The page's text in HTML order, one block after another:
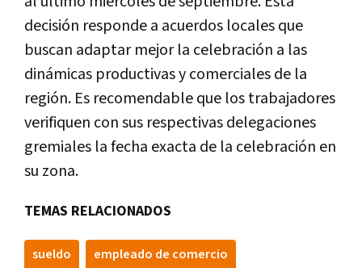
decisión responde a acuerdos locales que
buscan adaptar mejor la celebración a las
dinámicas productivas y comerciales de la
región. Es recomendable que los trabajadores
verifiquen con sus respectivas delegaciones
gremiales la fecha exacta de la celebración en
su zona.
TEMAS RELACIONADOS
sueldo empleado de comercio